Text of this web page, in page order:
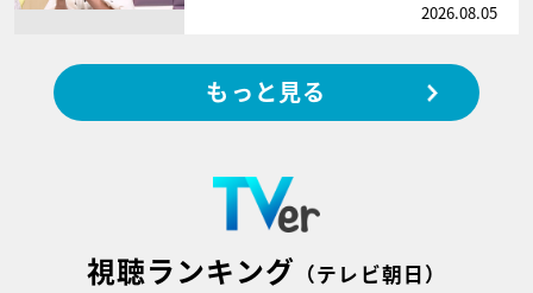
2026.08.05
もっと見る
視聴ランキング （テレビ朝日）